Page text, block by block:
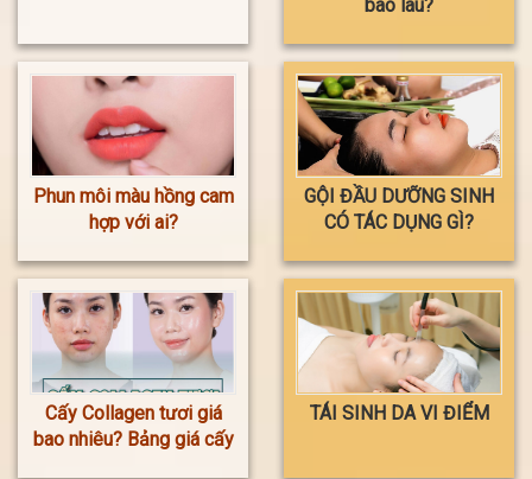
bao lâu?
Phun môi màu hồng cam
hợp với ai?
GỘI ĐẦU DƯỠNG SINH
CÓ TÁC DỤNG GÌ?
Cấy Collagen tươi giá
bao nhiêu? Bảng giá cấy
TÁI SINH DA VI ĐIỂM